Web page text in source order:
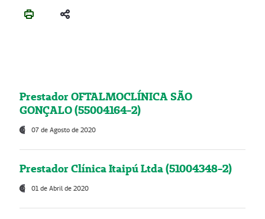
Prestador OFTALMOCLÍNICA SÃO
GONÇALO (55004164-2)
07 de Agosto de 2020
Prestador Clínica Itaipú Ltda (51004348-2)
01 de Abril de 2020